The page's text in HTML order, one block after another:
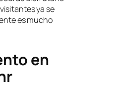
ya se
es mucho
en